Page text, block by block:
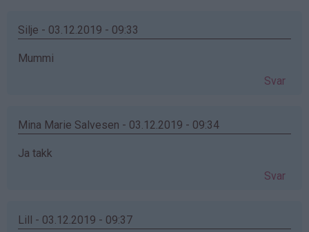
Silje - 03.12.2019 - 09:33
Mummi
Svar
Mina Marie Salvesen - 03.12.2019 - 09:34
Ja takk
Svar
Lill - 03.12.2019 - 09:37